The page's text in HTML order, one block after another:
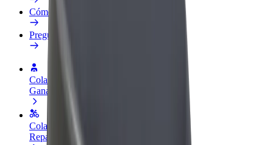
Cómo unirse
Preguntas frecuentes
Colaborar como conductor
Gana dinero colaborando con Bolt
Colaborar como repartidor
Repartí comida y cobrá todas las semanas